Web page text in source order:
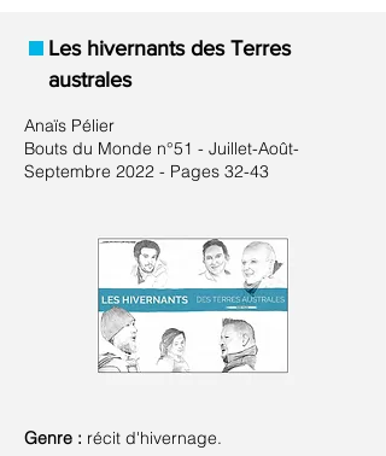
Les hivernants des Terres
australes
Anaïs Pélier
Bouts du Monde n°51 - Juillet-Août-
Septembre 2022 - Pages 32-43
Genre : récit d'hivernage.